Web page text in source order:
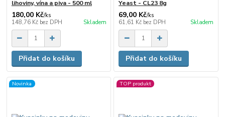
lihoviny, vína a piva - 500 ml
180,00 Kč/ks
148,76 Kč bez DPH Skladem
Přidat do košíku
Yeast - CL23 8g
69,00 Kč/ks
61,61 Kč bez DPH Skladem
Přidat do košíku
Novinka TOP produkt